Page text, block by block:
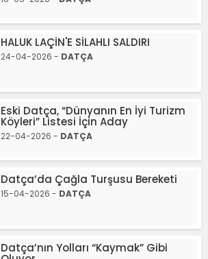
HALUK LAÇİN'E SİLAHLI SALDIRI
24-04-2026 - DATÇA
Eski Datça, “Dünyanın En İyi Turizm
Köyleri” Listesi İçin Aday
22-04-2026 - DATÇA
Datça’da Çağla Turşusu Bereketi
15-04-2026 - DATÇA
Datça’nın Yolları “Kaymak” Gibi